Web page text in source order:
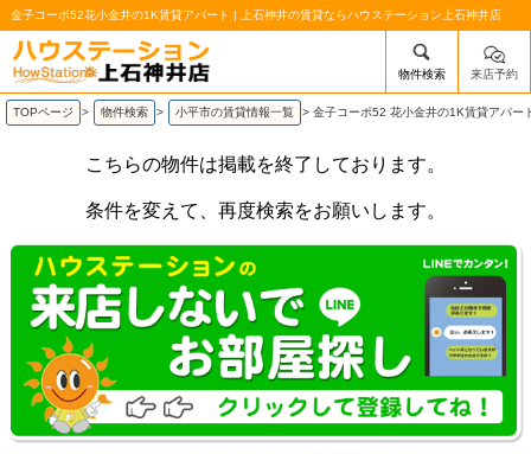
金子コーポ52花小金井の1K賃貸アパート | 上石神井の賃貸ならハウステーション上石神井店
/mobile_img/head-logo.png
物件検索 来店予約
TOPページ > 物件検索 > 小平市の賃貸情報一覧 > 金子コーポ52 花小金井の1K賃貸アパー
こちらの物件は掲載を終了しております。
条件を変えて、再度検索をお願いします。